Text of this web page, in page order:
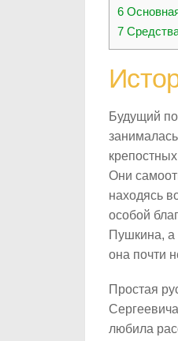
6
7
Будущий
Они
находясь
особой
Пушкина, а
она почти
Простая
любила